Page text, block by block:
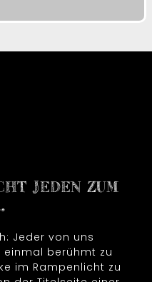
JEDEN ZUM
Jeder von uns
berühmt zu
im Rampenlicht zu